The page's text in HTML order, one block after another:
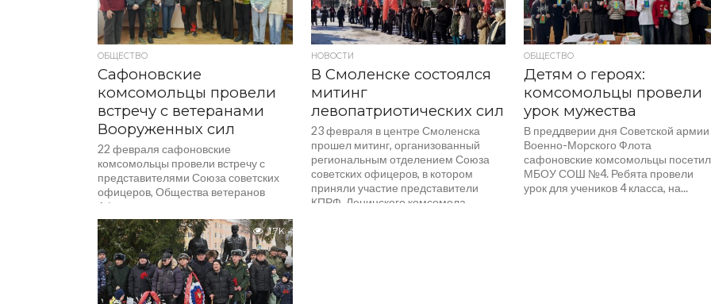
ОБЩЕСТВО
Сафоновские
комсомольцы провели
встречу с ветеранами
Вооруженных сил
22 февраля сафоновские
комсомольцы провели встречу с
представителями Союза советских
офицеров, Общества ветеранов
Афганистана и ветеранов воздушно-
десантных войск. Ветераны
поделились своими
воспоминаниями...
НОВОСТИ
В Смоленске состоялся
митинг
левопатриотических сил
23 февраля в центре Смоленска
прошел митинг, организованный
региональным отделением Союза
советских офицеров, в котором
приняли участие представители
КПРФ, Ленинского комсомола,
ОБЩЕСТВО
Детям о героях:
комсомольцы провели
урок мужества
В преддверии дня Советской
Военно-Морского Флота
сафоновские комсомольцы
МБОУ СОШ №4. Ребята провели
урок для учеников 4 класса, на...
1.7K